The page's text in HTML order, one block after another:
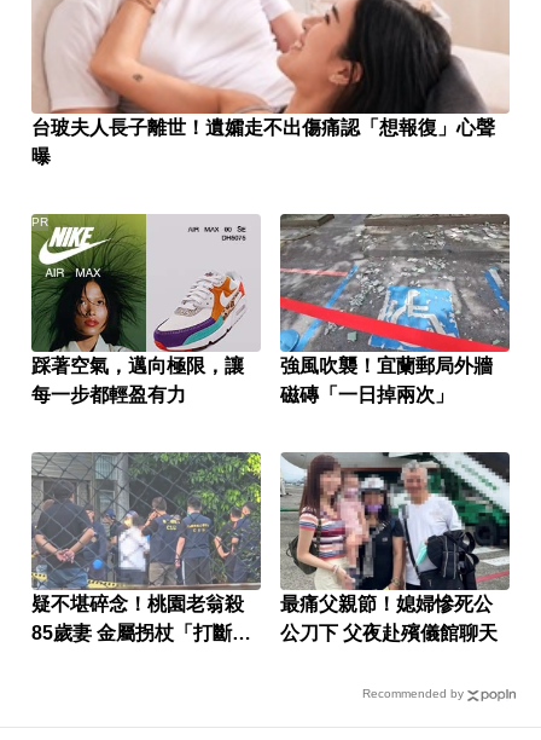
台玻夫人長子離世！遺孀走不出傷痛認「想報復」心聲
曝
踩著空氣，邁向極限，讓
每一步都輕盈有力
PR
強風吹襲！宜蘭郵局外牆
磁磚「一日掉兩次」
疑不堪碎念！桃園老翁殺
85歲妻 金屬拐杖「打斷成
最痛父親節！媳婦慘死公
公刀下 父夜赴殯儀館聊天
Recommended by